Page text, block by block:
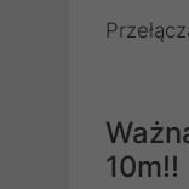
10m!!